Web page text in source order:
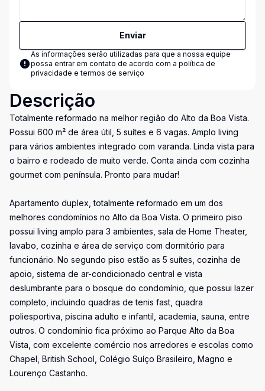
Enviar
As informações serão utilizadas para que a nossa equipe
possa entrar em contato de acordo com a política de
privacidade e termos de serviço
Descrição
Totalmente reformado na melhor região do Alto da Boa Vista.
Possui 600 m² de área útil, 5 suítes e 6 vagas. Amplo living
para vários ambientes integrado com varanda. Linda vista para
o bairro e rodeado de muito verde. Conta ainda com cozinha
gourmet com península. Pronto para mudar!
Apartamento duplex, totalmente reformado em um dos
melhores condomínios no Alto da Boa Vista. O primeiro piso
possui living amplo para 3 ambientes, sala de Home Theater,
lavabo, cozinha e área de serviço com dormitório para
funcionário. No segundo piso estão as 5 suítes, cozinha de
apoio, sistema de ar-condicionado central e vista
deslumbrante para o bosque do condomínio, que possui lazer
completo, incluindo quadras de tenis fast, quadra
poliesportiva, piscina adulto e infantil, academia, sauna, entre
outros. O condomínio fica próximo ao Parque Alto da Boa
Vista, com excelente comércio nos arredores e escolas como
Chapel, British School, Colégio Suíço Brasileiro, Magno e
Lourenço Castanho.